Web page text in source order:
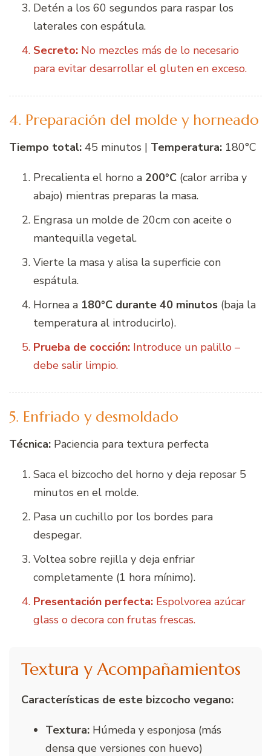
Detén a los 60 segundos para raspar los
laterales con espátula.
Secreto: No mezcles más de lo necesario
para evitar desarrollar el gluten en exceso.
4. Preparación del molde y horneado
Tiempo total: 45 minutos | Temperatura: 180°C
Precalienta el horno a 200°C (calor arriba y
abajo) mientras preparas la masa.
Engrasa un molde de 20cm con aceite o
mantequilla vegetal.
Vierte la masa y alisa la superficie con
espátula.
Hornea a 180°C durante 40 minutos (baja la
temperatura al introducirlo).
Prueba de cocción: Introduce un palillo –
debe salir limpio.
5. Enfriado y desmoldado
Técnica: Paciencia para textura perfecta
Saca el bizcocho del horno y deja reposar 5
minutos en el molde.
Pasa un cuchillo por los bordes para
despegar.
Voltea sobre rejilla y deja enfriar
completamente (1 hora mínimo).
Presentación perfecta: Espolvorea azúcar
glass o decora con frutas frescas.
Textura y Acompañamientos
Características de este bizcocho vegano:
Textura: Húmeda y esponjosa (más
densa que versiones con huevo)